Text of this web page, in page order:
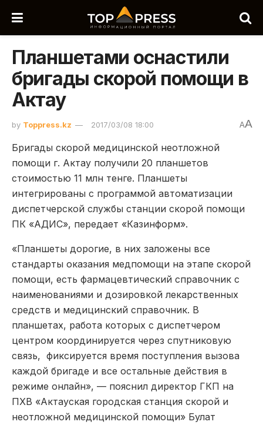
Планшетами оснастили
бригады скорой помощи в
Актау
by Toppress.kz 2017/03/08 18:00 AA
Бригады скорой медицинской неотложной
помощи г. Актау получили 20 планшетов
стоимостью 11 млн тенге. Планшеты
интегрированы с программой автоматизации
диспетчерской службы станции скорой помощи
ПК «АДИС», передает «Казинформ».
«Планшеты дорогие, в них заложены все
стандарты оказания медпомощи на этапе скорой
помощи, есть фармацевтический справочник с
наименованиями и дозировкой лекарственных
средств и медицинский справочник. В
планшетах, работа которых с диспетчером
центром координируется через спутниковую
связь, фиксируется время поступления вызова
каждой бригаде и все остальные действия в
режиме онлайн», — пояснил директор ГКП на
ПХВ «Актауская городская станция скорой и
неотложной медицинской помощи» Булат